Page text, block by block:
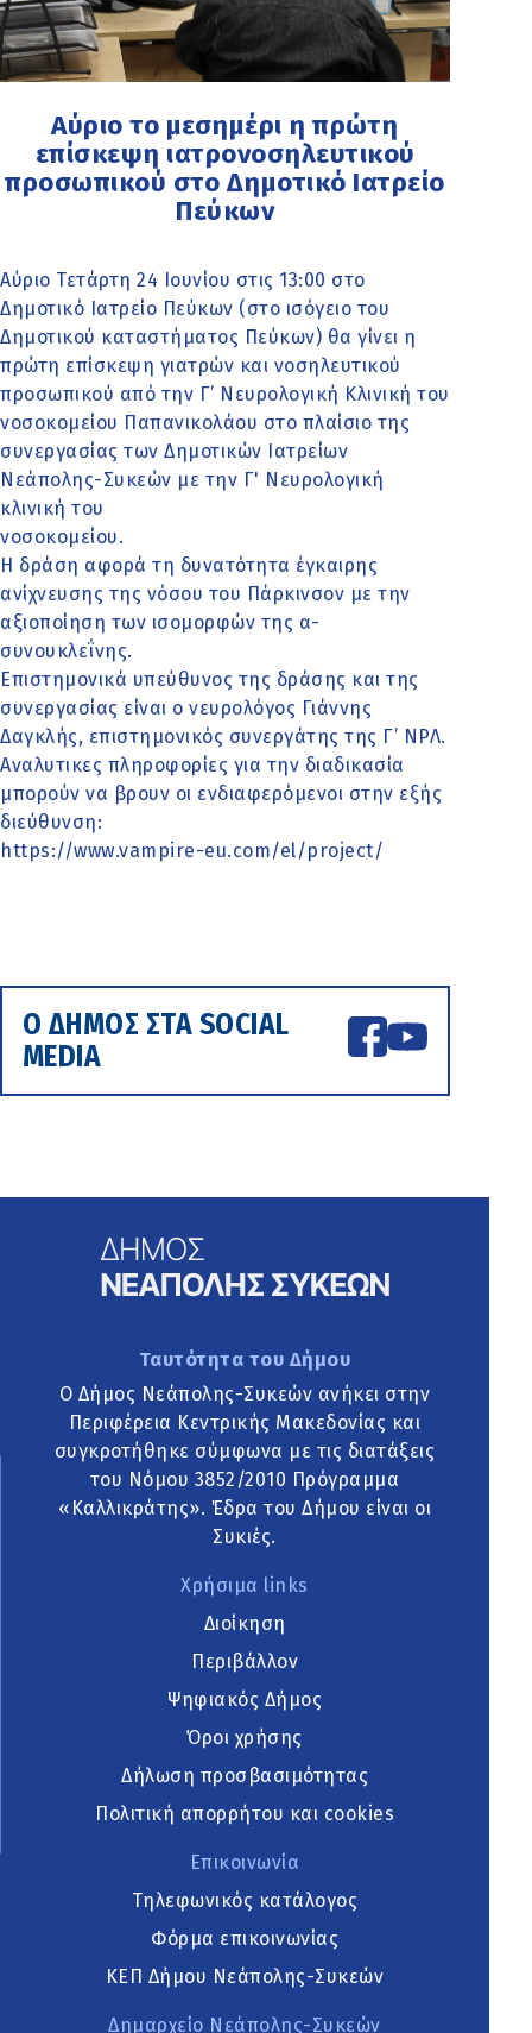
Αύριο το μεσημέρι η πρώτη
επίσκεψη ιατρονοσηλευτικού
προσωπικού στο Δημοτικό Ιατρείο
Πεύκων
Αύριο Τετάρτη 24 Ιουνίου στις 13:00 στο
Δημοτικό Ιατρείο Πεύκων (στο ισόγειο του
Δημοτικού καταστήματος Πεύκων) θα γίνει η
πρώτη επίσκεψη γιατρών και νοσηλευτικού
προσωπικού από την Γ’ Νευρολογική Κλινική του
νοσοκομείου Παπανικολάου στο πλαίσιο της
συνεργασίας των Δημοτικών Ιατρείων
Νεάπολης-Συκεών με την Γ' Νευρολογική
κλινική του
νοσοκομείου.
Η δράση αφορά τη δυνατότητα έγκαιρης
ανίχνευσης της νόσου του Πάρκινσον με την
αξιοποίηση των ισομορφών της α-
συνουκλεΐνης.
Επιστημονικά υπεύθυνος της δράσης και της
συνεργασίας είναι ο νευρολόγος Γιάννης
Δαγκλής, επιστημονικός συνεργάτης της Γ’ ΝΡΛ.
Αναλυτικες πληροφορίες για την διαδικασία
μπορούν να βρουν οι ενδιαφερόμενοι στην εξής
διεύθυνση:
https://www.vampire-eu.com/el/project/
Ο ΔΗΜΟΣ ΣΤΑ SOCIAL
MEDIA
Ταυτότητα του Δήμου
Ο Δήμος Νεάπολης-Συκεών ανήκει στην
Περιφέρεια Κεντρικής Μακεδονίας και
συγκροτήθηκε σύμφωνα με τις διατάξεις
του Νόμου 3852/2010 Πρόγραμμα
«Καλλικράτης». Έδρα του Δήμου είναι οι
Συκιές.
Χρήσιμα links
Διοίκηση
Περιβάλλον
Ψηφιακός Δήμος
Όροι χρήσης
Δήλωση προσβασιμότητας
Πολιτική απορρήτου και cookies
Επικοινωνία
Τηλεφωνικός κατάλογος
Φόρμα επικοινωνίας
ΚΕΠ Δήμου Νεάπολης-Συκεών
Δημαρχείο Νεάπολης-Συκεών